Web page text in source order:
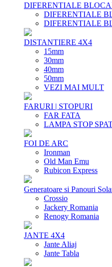
DIFERENTIALE
DIFERENTIALE
DIFERENTIALE
DISTANTIERE 4X4
15mm
30mm
40mm
50mm
VEZI MAI MULT
FARURI | STOPURI
FAR FATA
LAMPA STOP
FOI DE ARC
Ironman
Old Man Emu
Rubicon Express
Generatoare si Panouri
Crossio
Jackery Romania
Renogy Romania
JANTE 4X4
Jante Aliaj
Jante Tabla